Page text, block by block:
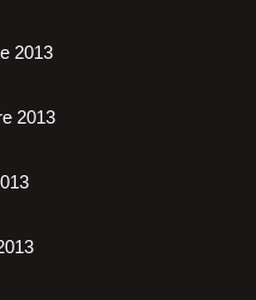
2013
2013